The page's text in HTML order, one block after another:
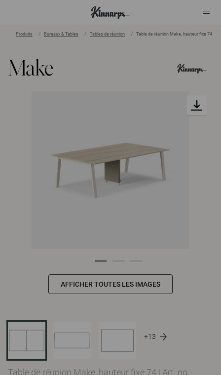
Produits Bureaux & Tables Tables de réunion Table de réunion Make, hauteur fixe 74
Make
AFFICHER TOUTES LES IMAGES
+13
Table de réunion Make, hauteur fixe 74 | Art. no